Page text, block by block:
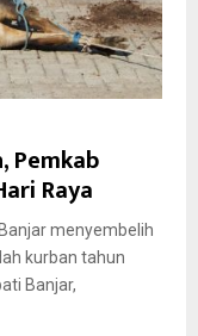
Pemkab
Raya
menyembelih
kurban tahun
Banjar,